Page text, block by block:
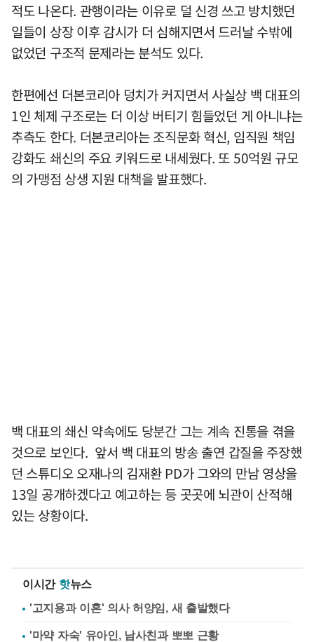
적도 나온다. 관행이라는 이유로 덜 신경 쓰고 방치했던
일들이 상장 이후 감시가 더 심해지면서 드러날 수밖에
없었던 구조적 문제라는 분석도 있다.
한편에선 더본코리아 덩치가 커지면서 사실상 백 대표의
1인 체제 구조로는 더 이상 버티기 힘들었던 게 아니냐는
추측도 한다. 더본코리아는 조직문화 혁신, 임직원 책임
강화도 쇄신의 주요 키워드로 내세웠다. 또 50억원 규모
의 가맹점 상생 지원 대책을 발표했다.
백 대표의 쇄신 약속에도 당분간 그는 계속 진통을 겪을
것으로 보인다. 앞서 백 대표의 방송 출연 갑질을 주장했
던 스튜디오 오재나의 김재환 PD가 그와의 만남 영상을
13일 공개하겠다고 예고하는 등 곳곳에 뇌관이 산적해
있는 상황이다.
이시간 핫뉴스
'고지용과 이혼' 의사 허양임, 새 출발했다
'마약 자숙' 유아인, 남사친과 뽀뽀 근황